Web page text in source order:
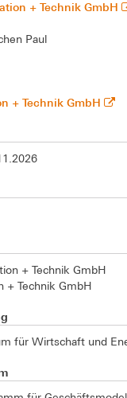
+ Technik GmbH
Paul
+ Technik GmbH
+ Technik GmbH
+ Technik GmbH
für Wirtschaft und